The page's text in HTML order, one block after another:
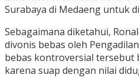
Surabaya di Medaeng untuk
Sebagaimana diketahui,
divonis bebas oleh
bebas kontroversial tersebut
karena suap dengan nilai